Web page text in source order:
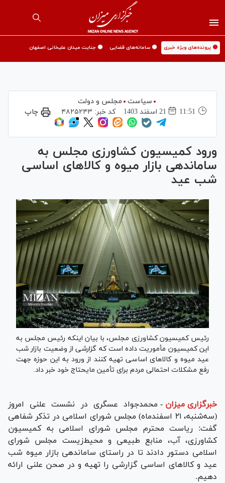
🟡 پرونده‌های ویژه خبری 🟡 سامانه‌های قضایی 🟡 جنایت میدان علیخانی اصفهان
سیاست
مجلس و دولت
11:51
21 اسفند 1403 کد خبر: ۴۸۲۵۲۴۳ چاپ
ورود کمیسیون کشاورزی مجلس به
ساماندهی بازار میوه و کالا‌های اساسی
شب عید
رئیس کمیسیون کشاورزی مجلس، با بیان اینکه رئیس مجلس به
این کمیسیون مأموریت داده است که گزارشی از وضعیت بازار شب
عید میوه و کالا‌های اساسی تهیه کنند از ورود به این حوزه جهت
رفع مشکلات احتمالی مردم برای تأمین مایحتاج خود خبر داد.
خبرگزاری میزان - محمدجواد عسگری در نشست علنی امروز
(سه‌شنبه، ۲۱ اسفندماه) مجلس شورای اسلامی در تذکر شفاهی
گفت: ریاست محترم مجلس شورای اسلامی به کمیسیون
کشاورزی، آب، منابع طبیعی و محیط‌زیست مجلس شورای
اسلامی دستور دادند تا در راستای ساماندهی بازار میوه شب
عید و کالا‌های اساسی گزارشی را تهیه و در صحن علنی ارائه
دهیم.